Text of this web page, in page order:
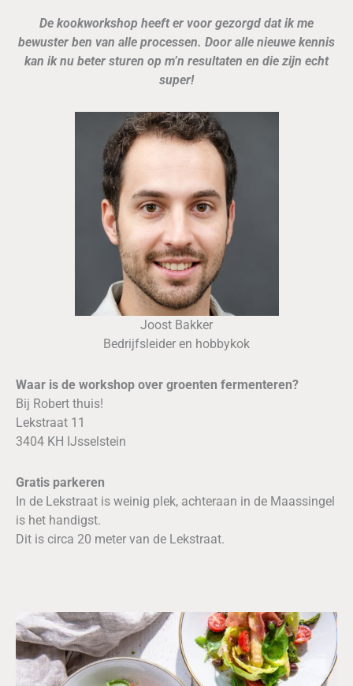
De kookworkshop heeft er voor gezorgd dat ik me
bewuster ben van alle processen. Door alle nieuwe kennis
kan ik nu beter sturen op m’n resultaten en die zijn echt
super!
Joost Bakker
Bedrijfsleider en hobbykok
Waar is de workshop over groenten fermenteren?
Bij Robert thuis!
Lekstraat 11
3404 KH IJsselstein
Gratis parkeren
In de Lekstraat is weinig plek, achteraan in de Maassingel
is het handigst.
Dit is circa 20 meter van de Lekstraat.